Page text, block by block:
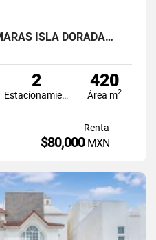
ISLA DORADA…
2
Estacionamiento
420
Área m2
Renta
$80,000 MXN